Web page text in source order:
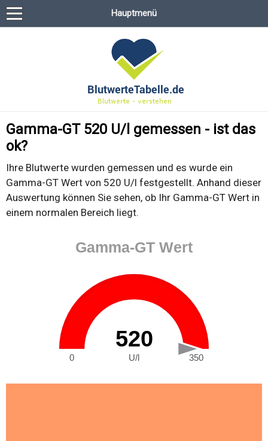
Hauptmenü
Gamma-GT 520 U/l gemessen - ist das
ok?
Ihre Blutwerte wurden gemessen und es wurde ein
Gamma-GT Wert von 520 U/l festgestellt. Anhand dieser
Auswertung können Sie sehen, ob Ihr Gamma-GT Wert in
einem normalen Bereich liegt.
Gamma-GT Wert
520
U/l
0 350